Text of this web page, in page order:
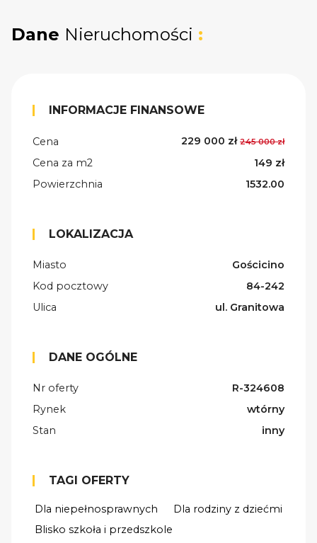
Dane Nieruchomości :
INFORMACJE FINANSOWE
Cena 229 000 zł 245 000 zł
Cena za m2
149 zł
Powierzchnia
1532.00
LOKALIZACJA
Miasto
Gościcino
Kod pocztowy
84-242
Ulica
ul. Granitowa
DANE OGÓLNE
Nr oferty
R-324608
Rynek
wtórny
Stan
inny
TAGI OFERTY
Dla niepełnosprawnych
Dla rodziny z dziećmi
Blisko szkoła i przedszkole